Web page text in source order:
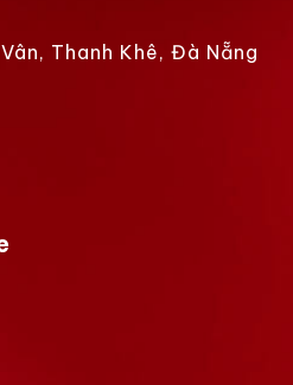
Thanh Khê, Đà Nẵng